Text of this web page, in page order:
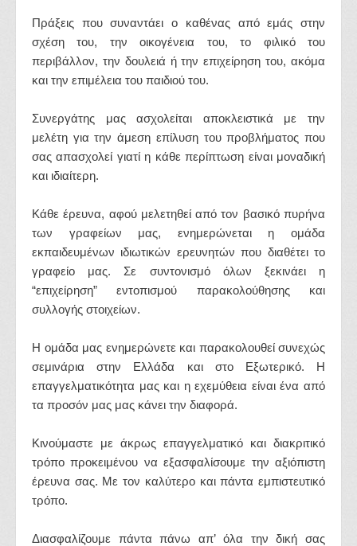
Πράξεις που συναντάει ο καθένας από εμάς στην
σχέση του, την οικογένεια του, το φιλικό του
περιβάλλον, την δουλειά ή την επιχείρηση του, ακόμα
και την επιμέλεια του παιδιού του.
Συνεργάτης μας ασχολείται αποκλειστικά με την
μελέτη για την άμεση επίλυση του προβλήματος που
σας απασχολεί γιατί η κάθε περίπτωση είναι μοναδική
και ιδιαίτερη.
Κάθε έρευνα, αφού μελετηθεί από τον βασικό πυρήνα
των γραφείων μας, ενημερώνεται η ομάδα
εκπαιδευμένων ιδιωτικών ερευνητών που διαθέτει το
γραφείο μας. Σε συντονισμό όλων ξεκινάει η
“επιχείρηση” εντοπισμού παρακολούθησης και
συλλογής στοιχείων.
Η ομάδα μας ενημερώνετε και παρακολουθεί συνεχώς
σεμινάρια στην Ελλάδα και στο Εξωτερικό. Η
επαγγελματικότητα μας και η εχεμύθεια είναι ένα από
τα προσόν μας μας κάνει την διαφορά.
Κινούμαστε με άκρως επαγγελματικό και διακριτικό
τρόπο προκειμένου να εξασφαλίσουμε την αξιόπιστη
έρευνα σας. Με τον καλύτερο και πάντα εμπιστευτικό
τρόπο.
Διασφαλίζουμε πάντα πάνω απ’ όλα την δική σας